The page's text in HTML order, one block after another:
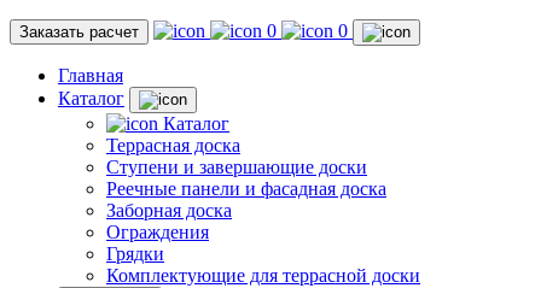
Заказать расчет 0 0
Главная
Каталог
Каталог
Террасная доска
Ступени и завершающие доски
Реечные панели и фасадная доска
Заборная доска
Ограждения
Грядки
Комплектующие для террасной доски